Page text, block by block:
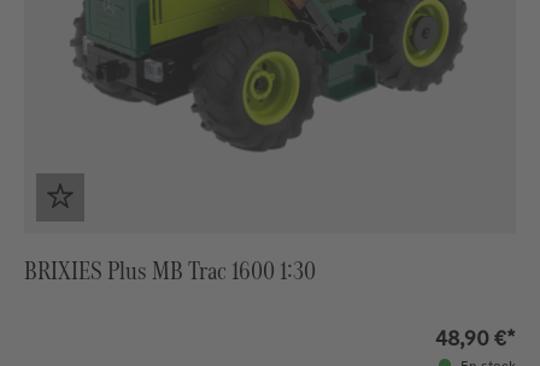
BRIXIES Plus MB Trac 1600 1:30
48,90 €*